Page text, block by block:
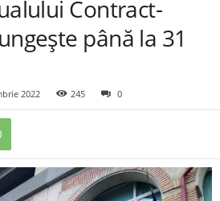
Contract-
până la 31
2022 245 0